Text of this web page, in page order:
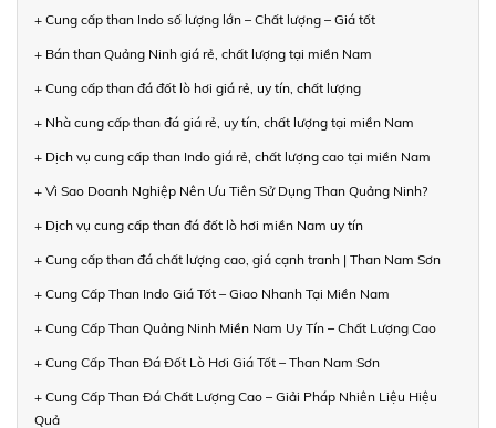
+ Cung cấp than Indo số lượng lớn – Chất lượng – Giá tốt
+ Bán than Quảng Ninh giá rẻ, chất lượng tại miền Nam
+ Cung cấp than đá đốt lò hơi giá rẻ, uy tín, chất lượng
+ Nhà cung cấp than đá giá rẻ, uy tín, chất lượng tại miền Nam
+ Dịch vụ cung cấp than Indo giá rẻ, chất lượng cao tại miền Nam
+ Vì Sao Doanh Nghiệp Nên Ưu Tiên Sử Dụng Than Quảng Ninh?
+ Dịch vụ cung cấp than đá đốt lò hơi miền Nam uy tín
+ Cung cấp than đá chất lượng cao, giá cạnh tranh | Than Nam Sơn
+ Cung Cấp Than Indo Giá Tốt – Giao Nhanh Tại Miền Nam
+ Cung Cấp Than Quảng Ninh Miền Nam Uy Tín – Chất Lượng Cao
+ Cung Cấp Than Đá Đốt Lò Hơi Giá Tốt – Than Nam Sơn
+ Cung Cấp Than Đá Chất Lượng Cao – Giải Pháp Nhiên Liệu Hiệu
Quả